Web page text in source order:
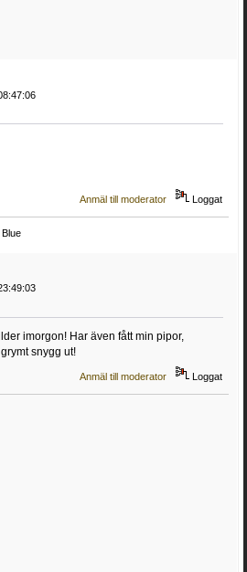
Anmäl till moderator Loggat
imorgon! Har även fått min pipor,
snygg ut!
Anmäl till moderator Loggat